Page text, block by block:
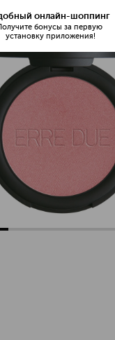
онлайн-шоппинг
бонусы за первую
установку приложения!
Румяна
ДЕ БОТЭ с доставкой.